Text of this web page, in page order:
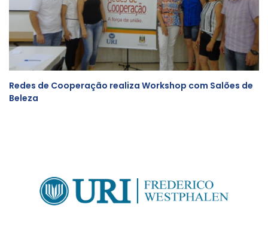
Redes de Cooperação realiza Workshop com Salões de
Beleza